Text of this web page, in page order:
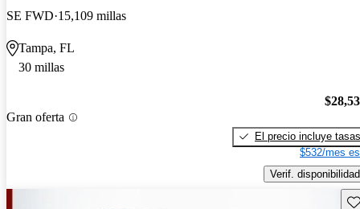
SE FWD 15,109 millas
Tampa, FL
30 millas
Gran oferta
El precio incluye tasas
$532/mes
Verif. disponibilidad